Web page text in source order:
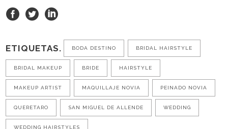
ETIQUETAS. BODA DESTINO BRIDAL HAIRSTYLE
BRIDAL MAKEUP BRIDE HAIRSTYLE
MAKEUP ARTIST MAQUILLAJE NOVIA PEINADO NOVIA
QUERETARO SAN MIGUEL DE ALLENDE WEDDING
WEDDING HAIRSTYLES